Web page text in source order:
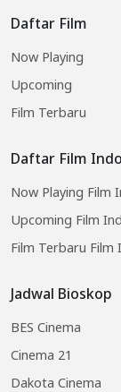
Daftar Film
Now Playing
Upcoming
Film Terbaru
Daftar Film
Now Playing Film
Upcoming Film
Film Terbaru Film
Jadwal Bioskop
BES Cinema
Cinema 21
Dakota Cinema